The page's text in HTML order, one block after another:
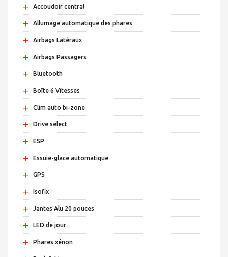
+ Accoudoir central
+ Allumage automatique des phares
+ Airbags Latéraux
+ Airbags Passagers
+ Bluetooth
+ Boîte 6 Vitesses
+ Clim auto bi-zone
+ Drive select
+ ESP
+ Essuie-glace automatique
+ GPS
+ Isofix
+ Jantes Alu 20 pouces
+ LED de jour
+ Phares xénon